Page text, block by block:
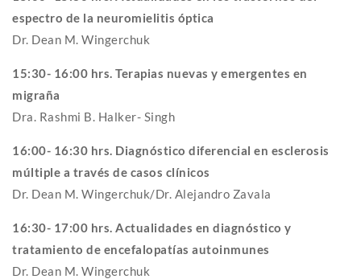
espectro de la neuromielitis óptica
Dr. Dean M. Wingerchuk
15:30- 16:00 hrs. Terapias nuevas y emergentes en
migraña
Dra. Rashmi B. Halker- Singh
16:00- 16:30 hrs. Diagnóstico diferencial en esclerosis
múltiple a través de casos clínicos
Dr. Dean M. Wingerchuk/Dr. Alejandro Zavala
16:30- 17:00 hrs. Actualidades en diagnóstico y
tratamiento de encefalopatías autoinmunes
Dr. Dean M. Wingerchuk